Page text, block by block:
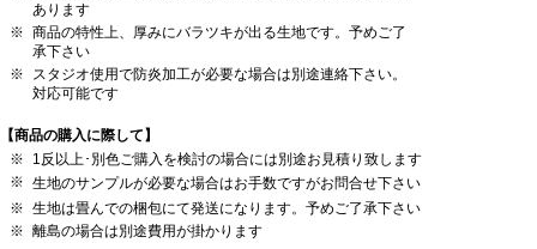
あります
※ 商品の特性上、厚みにバラツキが出る生地です。予めご了
承下さい
※
スタジオ使用で防炎加工が必要な場合は別途連絡下さい。
対応可能です
【商品の購入に際して】
※
1反以上･別色ご購入を検討の場合には別途お見積り致します
※ 生地のサンプルが必要な場合はお手数ですがお問合せ下さい
※ 生地は畳んでの梱包にて発送になります。予めご了承下さい
※ 離島の場合は別途費用が掛かります